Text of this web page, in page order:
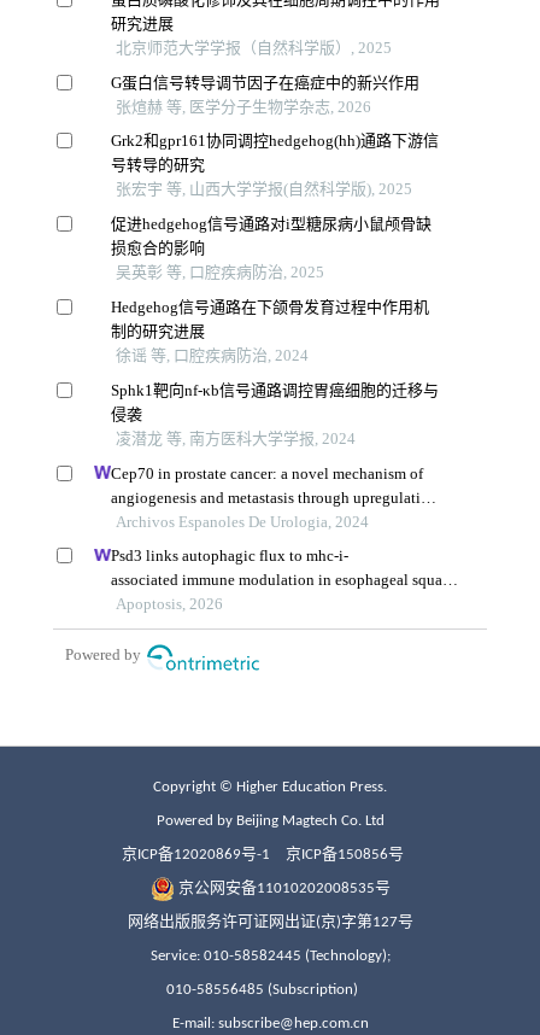
Copyright © Higher Education Press.
Powered by Beijing Magtech Co. Ltd
京ICP备12020869号-1 京ICP备150856号
京公网安备11010202008535号
网络出版服务许可证网出证(京)字第127号
Service: 010-58582445 (Technology);
010-58556485 (Subscription)
E-mail: subscribe@hep.com.cn